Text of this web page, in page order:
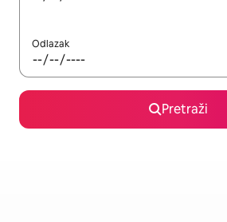
Odlazak
Pretraži